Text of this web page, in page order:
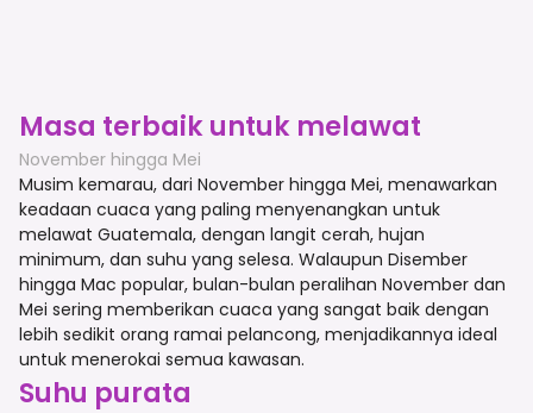
Masa terbaik untuk melawat
November hingga Mei
Musim kemarau, dari November hingga Mei, menawarkan
keadaan cuaca yang paling menyenangkan untuk
melawat Guatemala, dengan langit cerah, hujan
minimum, dan suhu yang selesa. Walaupun Disember
hingga Mac popular, bulan-bulan peralihan November dan
Mei sering memberikan cuaca yang sangat baik dengan
lebih sedikit orang ramai pelancong, menjadikannya ideal
untuk menerokai semua kawasan.
Suhu purata